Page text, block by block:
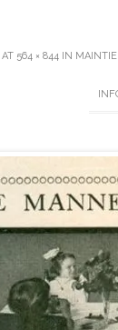
AT 564 × 844 IN